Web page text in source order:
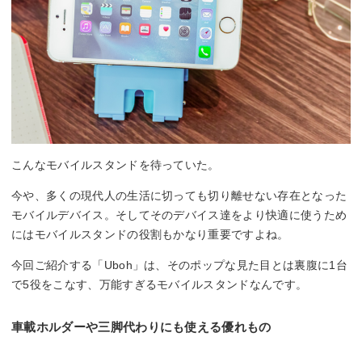
こんなモバイルスタンドを待っていた。
今や、多くの現代人の生活に切っても切り離せない存在となった
モバイルデバイス。そしてそのデバイス達をより快適に使うため
にはモバイルスタンドの役割もかなり重要ですよね。
今回ご紹介する「Uboh」は、そのポップな見た目とは裏腹に1台
で5役をこなす、万能すぎるモバイルスタンドなんです。
車載ホルダーや三脚代わりにも使える優れもの